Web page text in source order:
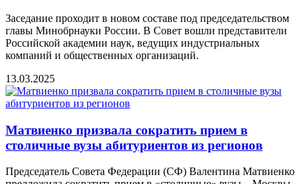
Заседание проходит в новом составе под председательством
главы Минобрнауки России. В Совет вошли представители
Российской академии наук, ведущих индустриальных
компаний и общественных организаций.
13.03.2025
Матвиенко призвала сократить прием в
столичные вузы абитуриентов из регионов
Председатель Совета Федерации (СФ) Валентина Матвиенко